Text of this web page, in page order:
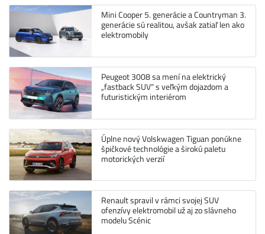
Mini Cooper 5. generácie a Countryman 3.
generácie sú realitou, avšak zatiaľ len ako
elektromobily
Peugeot 3008 sa mení na elektrický
„fastback SUV“ s veľkým dojazdom a
futuristickým interiérom
Úplne nový Volskwagen Tiguan ponúkne
špičkové technológie a širokú paletu
motorických verzií
Renault spravil v rámci svojej SUV
ofenzívy elektromobil už aj zo slávneho
modelu Scénic